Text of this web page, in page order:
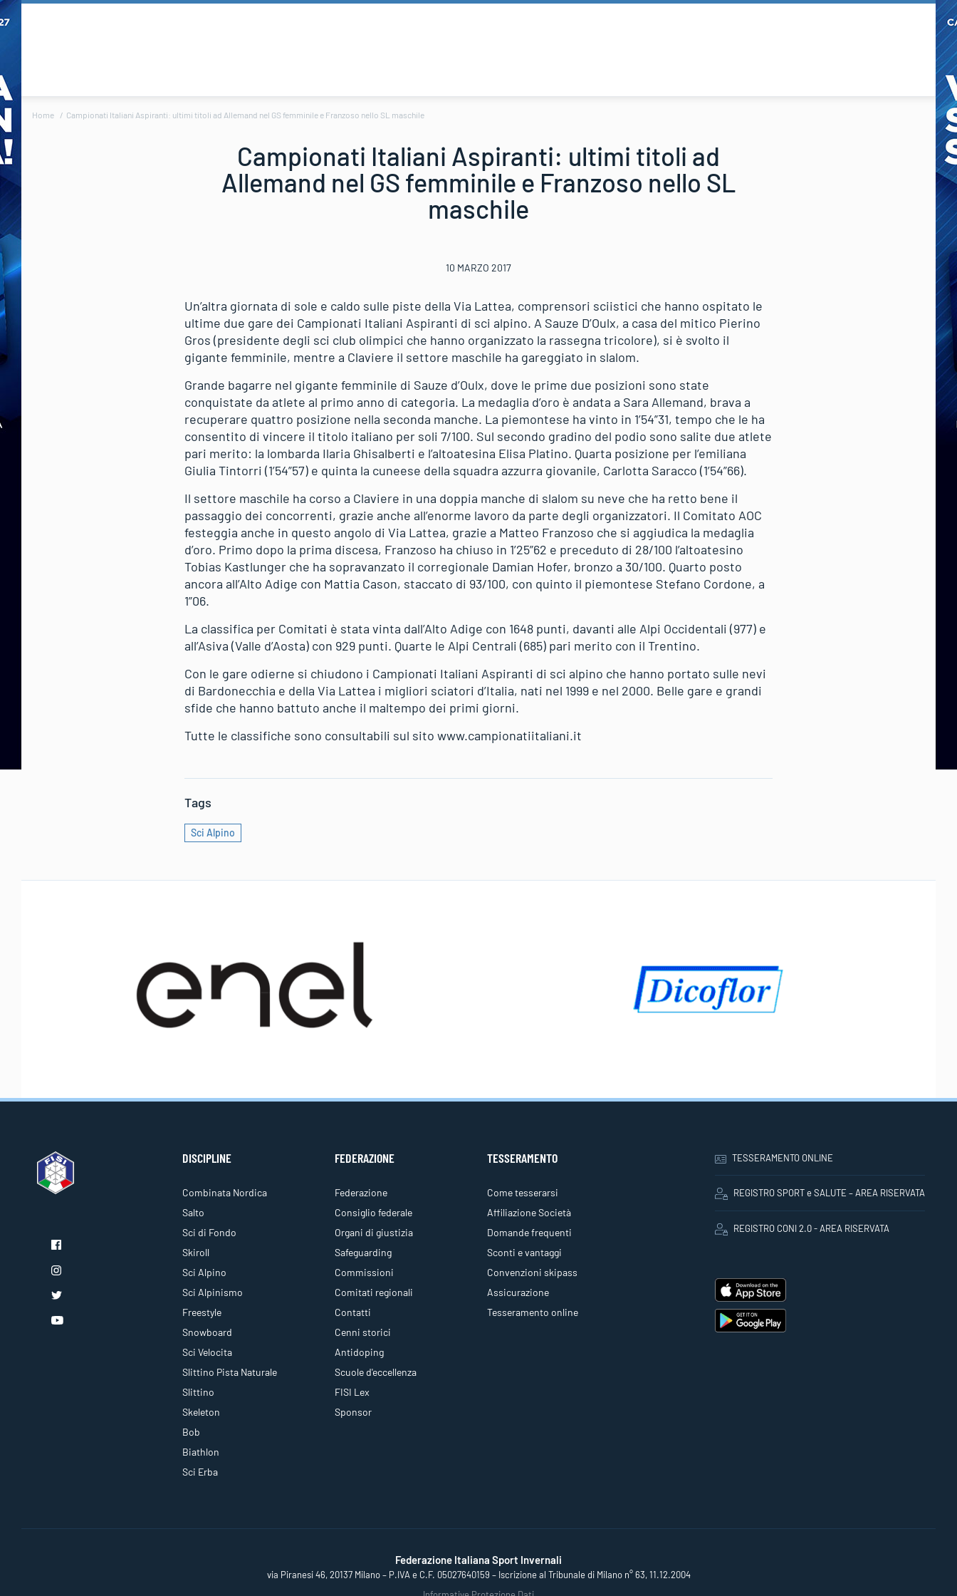
Home Campionati Italiani Aspiranti: ultimi titoli ad Allemand nel GS femminile e Franzoso nello SL maschile
Campionati Italiani Aspiranti: ultimi titoli ad
Allemand nel GS femminile e Franzoso nello SL
maschile
10 MARZO 2017
Un’altra giornata di sole e caldo sulle piste della Via Lattea, comprensori sciistici che hanno ospitato le
ultime due gare dei Campionati Italiani Aspiranti di sci alpino. A Sauze D’Oulx, a casa del mitico Pierino
Gros (presidente degli sci club olimpici che hanno organizzato la rassegna tricolore), si è svolto il
gigante femminile, mentre a Claviere il settore maschile ha gareggiato in slalom.
Grande bagarre nel gigante femminile di Sauze d’Oulx, dove le prime due posizioni sono state
conquistate da atlete al primo anno di categoria. La medaglia d’oro è andata a Sara Allemand, brava a
recuperare quattro posizione nella seconda manche. La piemontese ha vinto in 1’54”31, tempo che le ha
consentito di vincere il titolo italiano per soli 7/100. Sul secondo gradino del podio sono salite due atlete
pari merito: la lombarda Ilaria Ghisalberti e l’altoatesina Elisa Platino. Quarta posizione per l’emiliana
Giulia Tintorri (1’54”57) e quinta la cuneese della squadra azzurra giovanile, Carlotta Saracco (1’54”66).
Il settore maschile ha corso a Claviere in una doppia manche di slalom su neve che ha retto bene il
passaggio dei concorrenti, grazie anche all’enorme lavoro da parte degli organizzatori. Il Comitato AOC
festeggia anche in questo angolo di Via Lattea, grazie a Matteo Franzoso che si aggiudica la medaglia
d’oro. Primo dopo la prima discesa, Franzoso ha chiuso in 1’25”62 e preceduto di 28/100 l’altoatesino
Tobias Kastlunger che ha sopravanzato il corregionale Damian Hofer, bronzo a 30/100. Quarto posto
ancora all’Alto Adige con Mattia Cason, staccato di 93/100, con quinto il piemontese Stefano Cordone, a
1”06.
La classifica per Comitati è stata vinta dall’Alto Adige con 1648 punti, davanti alle Alpi Occidentali (977) e
all’Asiva (Valle d’Aosta) con 929 punti. Quarte le Alpi Centrali (685) pari merito con il Trentino.
Con le gare odierne si chiudono i Campionati Italiani Aspiranti di sci alpino che hanno portato sulle nevi
di Bardonecchia e della Via Lattea i migliori sciatori d’Italia, nati nel 1999 e nel 2000. Belle gare e grandi
sfide che hanno battuto anche il maltempo dei primi giorni.
Tutte le classifiche sono consultabili sul sito www.campionatiitaliani.it
Tags
Sci Alpino
DISCIPLINE
Combinata Nordica
Salto
Sci di Fondo
Skiroll
Sci Alpino
Sci Alpinismo
Freestyle
Snowboard
Sci Velocita
Slittino Pista Naturale
Slittino
Skeleton
Bob
Biathlon
Sci Erba
FEDERAZIONE
Federazione
Consiglio federale
Organi di giustizia
Safeguarding
Commissioni
Comitati regionali
Contatti
Cenni storici
Antidoping
Scuole d'eccellenza
FISI Lex
Sponsor
TESSERAMENTO
Come tesserarsi
Affiliazione Società
Domande frequenti
Sconti e vantaggi
Convenzioni skipass
Assicurazione
Tesseramento online
TESSERAMENTO ONLINE
REGISTRO SPORT e SALUTE – AREA RISERVATA
REGISTRO CONI 2.0 - AREA RISERVATA
Federazione Italiana Sport Invernali
via Piranesi 46, 20137 Milano – P.IVA e C.F. 05027640159 – Iscrizione al Tribunale di Milano n° 63, 11.12.2004